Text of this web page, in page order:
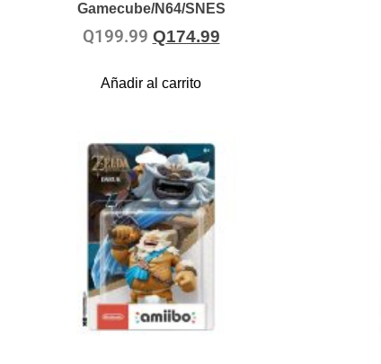
Gamecube/N64/SNES
Q199.99 Q174.99
Añadir al carrito